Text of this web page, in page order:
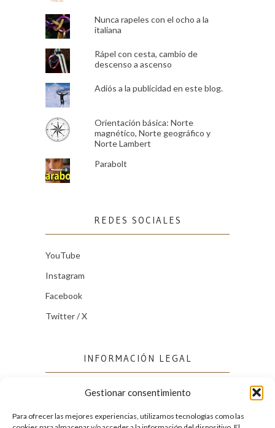
Gestionar consentimiento
Para ofrecer las mejores experiencias, utilizamos tecnologías como las
Nunca rapeles con el ocho a la
italiana
Rápel con cesta, cambio de
descenso a ascenso
Adiós a la publicidad en este blog.
Orientación básica: Norte
magnético, Norte geográfico y
Norte Lambert
Parabolt
REDES SOCIALES
YouTube
Instagram
Facebook
Twitter / X
INFORMACIÓN LEGAL
Política de cookies (UE)
Política de privacidad